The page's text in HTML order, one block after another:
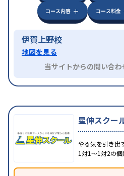
コース内容
コース料金
伊賀上野校
地図を見る
当サイトからの問い合
星伸スクー
やる気を引き出
1対1〜1対2の